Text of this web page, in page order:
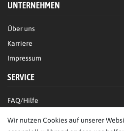
UNTERNEHMEN
Über uns
Karriere
Impressum
SERVICE
FAQ/Hilfe
Wir nutzen Cookies auf unserer